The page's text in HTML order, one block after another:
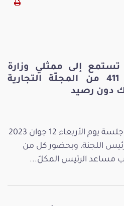
تستمع إلى ممثلي وزارة
العدل حول الفصل 411 من المجلّة التجارية
دون رصيد
عقدت لجنة التشريع العام جلسة يوم الأربعاء 12 جوان 2023
اللجنة، وبحضور كل من
مساعد الرئيس المكلّ...